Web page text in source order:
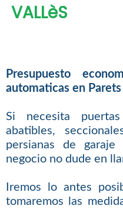
VALLèS
Presupuesto
automaticas en
Si necesita puertas
abatibles,
persianas de
negocio no dude en
Iremos lo antes
tomaremos las